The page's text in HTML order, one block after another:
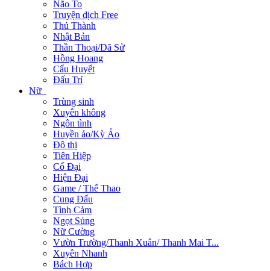
Não To
Truyện dịch Free
Thủ Thành
Nhật Bản
Thần Thoại/Dã Sử
Hồng Hoang
Cẩu Huyết
Đấu Trí
Nữ
Trùng sinh
Xuyên không
Ngôn tình
Huyền ảo/Kỳ Ảo
Đô thị
Tiên Hiệp
Cổ Đại
Hiện Đại
Game / Thể Thao
Cung Đấu
Tình Cảm
Ngọt Sủng
Nữ Cường
Vườn Trường/Thanh Xuân/ Thanh Mai T...
Xuyên Nhanh
Bách Hợp